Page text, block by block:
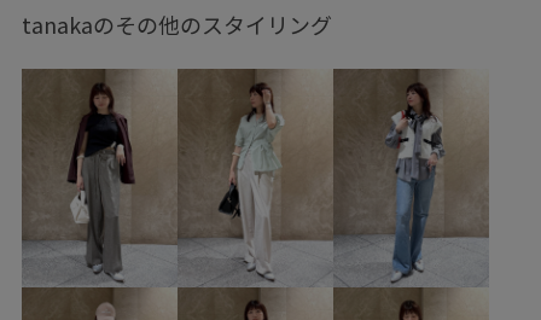
BVS16150 BVX36080
vis_26ss_summergoods vis_26ss_summertops
vis_br31 vis_junetops vis_okazakisae_june
vis_okazakisae_may vis_pickuptops Wtops_pickup
お手入れしやすい きちんと感
さらっとした着心地 さらっと着れる さらりとした
tanakaのその他のスタイリング